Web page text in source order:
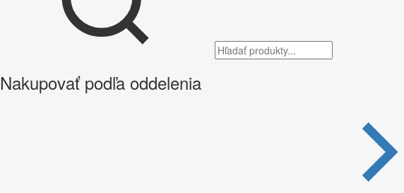
Nakupovať podľa oddelenia